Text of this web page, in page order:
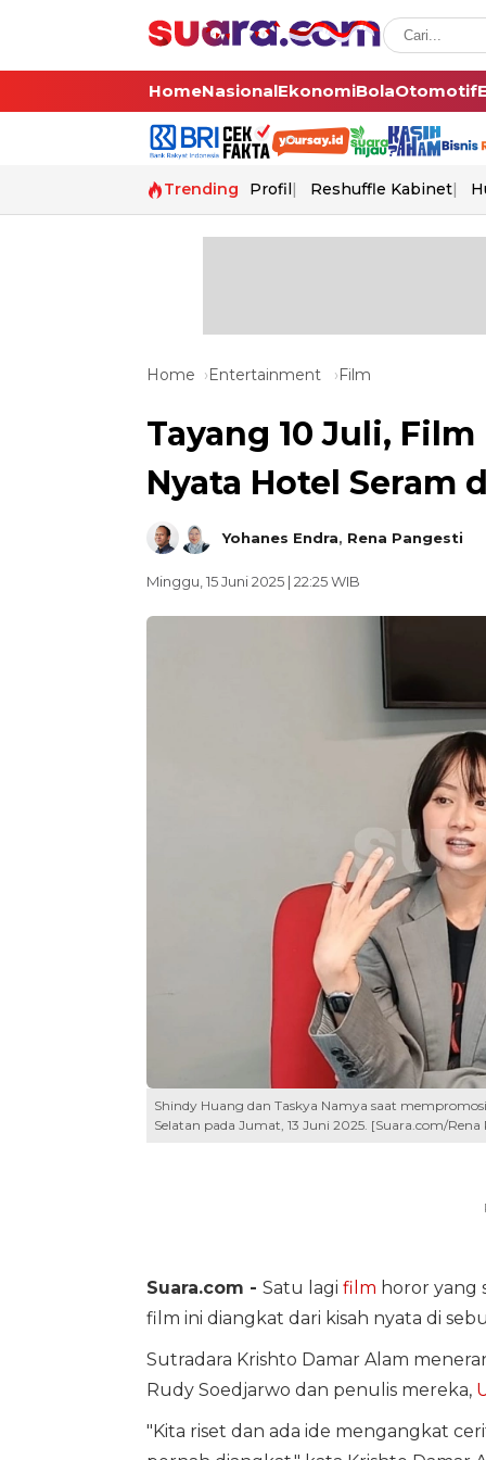
HomeNasionalEkonomiBolaOtomotif
Trending Profil Reshuffle Kabinet
Home Entertainment Film
Tayang 10 Juli,
Nyata Hotel Seram
Yohanes Endra, Rena Pangesti
Minggu, 15 Juni 2025 | 22:25 WIB
Shindy Huang dan Taskya Namya saat
Selatan pada Jumat, 13 Juni 2025. [Suara.com/Rena
Suara.com - Satu lagi film horor yang
film ini diangkat dari kisah nyata di
Sutradara Krishto Damar Alam
Rudy Soedjarwo dan penulis mereka,
"Kita riset dan ada ide mengangkat